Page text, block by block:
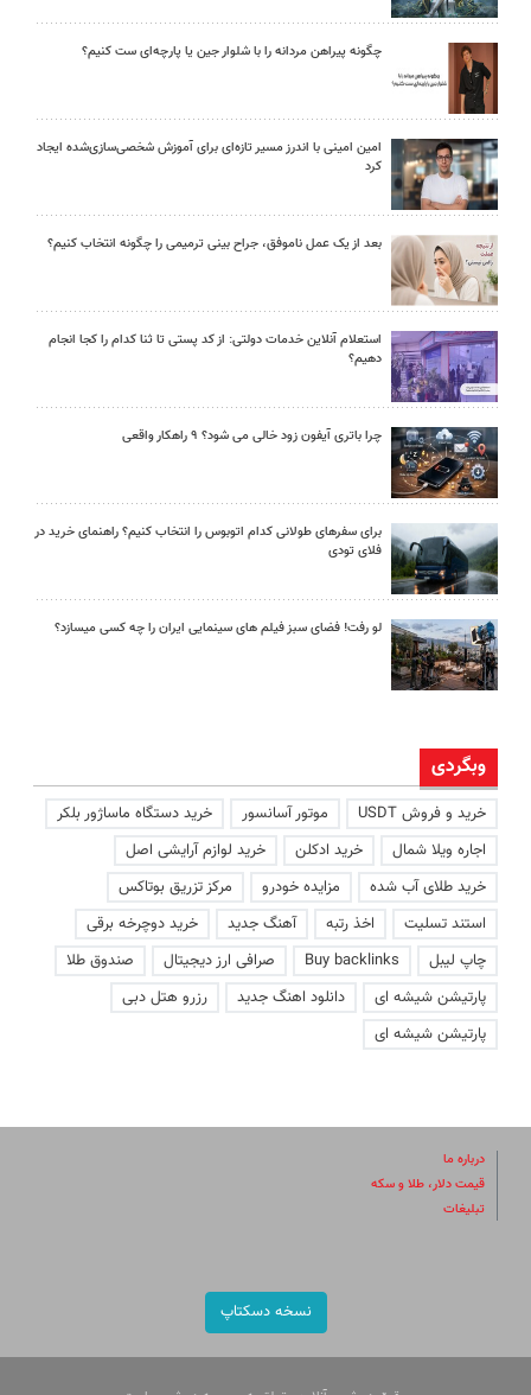
چگونه پیراهن مردانه را با شلوار جین یا پارچه‌ای ست کنیم؟
امین امینی با اندرز مسیر تازه‌ای برای آموزش شخصی‌سازی‌شده ایجاد
کرد
بعد از یک عمل ناموفق، جراح بینی ترمیمی را چگونه انتخاب کنیم؟
استعلام آنلاین خدمات دولتی: از کد پستی تا ثنا کدام را کجا انجام
دهیم؟
چرا باتری آیفون زود خالی می شود؟ ۹ راهکار واقعی
برای سفرهای طولانی کدام اتوبوس را انتخاب کنیم؟ راهنمای خرید در
فلای تودی
لو رفت! فضای سبز فیلم های سینمایی ایران را چه کسی میسازد؟
وبگردی
خرید و فروش USDT موتور آسانسور
خرید دستگاه ماساژور بلکر
اجاره ویلا شمال
خرید ادکلن
خرید لوازم آرایشی اصل
خرید طلای آب شده
مزایده خودرو
مرکز تزریق بوتاکس
استند تسلیت
اخذ رتبه آهنگ جدید
خرید دوچرخه برقی
چاپ لیبل
Buy backlinks صرافی ارز دیجیتال
صندوق طلا
پارتیشن شیشه ای
دانلود اهنگ جدید
رزرو هتل دبی
پارتیشن شیشه ای
درباره ما
قیمت دلار، طلا و سکه
تبلیغات
نسخه دسکتاپ